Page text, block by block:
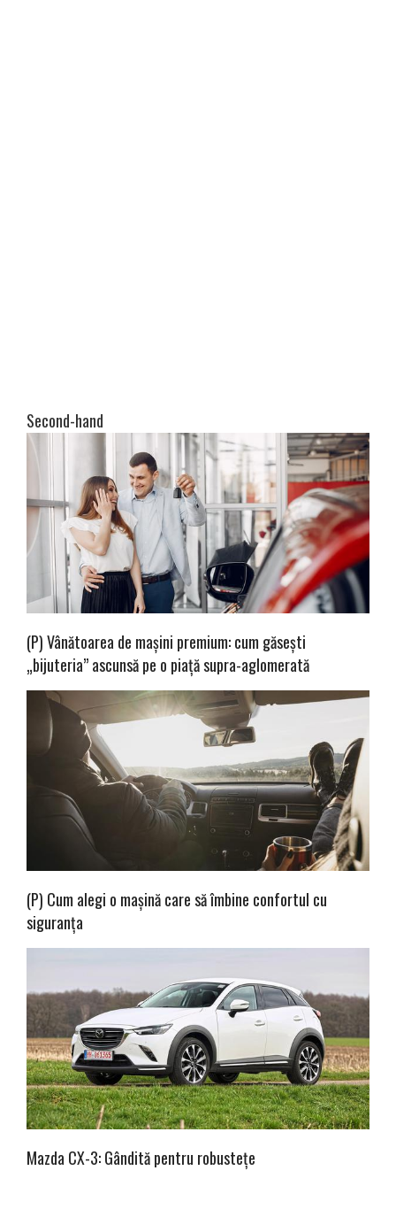
Second-hand
(P) Vânătoarea de mașini premium: cum găsești
„bijuteria” ascunsă pe o piață supra-aglomerată
(P) Cum alegi o mașină care să îmbine confortul cu
siguranța
Mazda CX-3: Gândită pentru robustețe